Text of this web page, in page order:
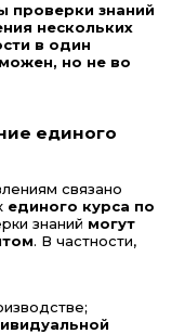
проверки знаний
нескольких
в один
но не во
единого
связано
единого курса по
знаний могут
. В частности,